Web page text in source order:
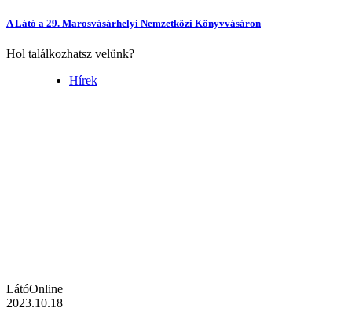
A Látó a 29. Marosvásárhelyi Nemzetközi Könyvvásáron
Hol találkozhatsz velünk?
Hírek
LátóOnline
2023.10.18